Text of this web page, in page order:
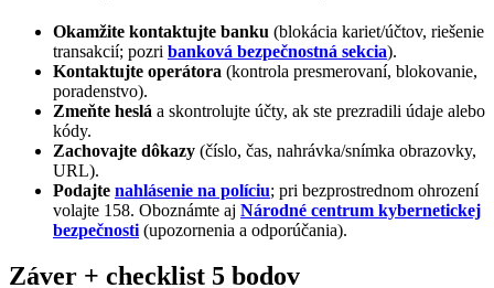
Okamžite kontaktujte banku (blokácia kariet/účtov, riešenie
transakcií; pozri banková bezpečnostná sekcia).
Kontaktujte operátora (kontrola presmerovaní, blokovanie,
poradenstvo).
Zmeňte heslá a skontrolujte účty, ak ste prezradili údaje alebo
kódy.
Zachovajte dôkazy (číslo, čas, nahrávka/snímka obrazovky,
URL).
Podajte nahlásenie na políciu; pri bezprostrednom ohrození
volajte 158. Oboznámte aj Národné centrum kybernetickej
bezpečnosti (upozornenia a odporúčania).
Záver + checklist 5 bodov